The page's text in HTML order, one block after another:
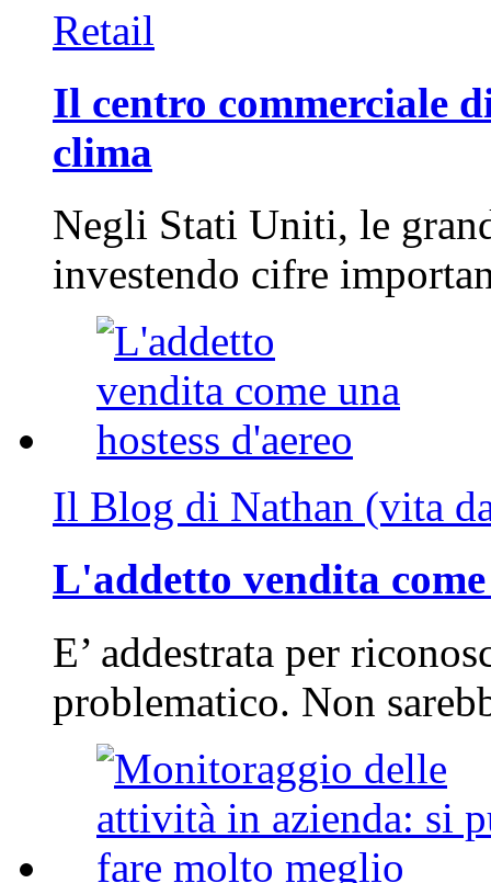
Retail
Il centro commerciale
clima
Negli Stati Uniti, le
investendo cifre
Il Blog di Nathan (vita
L'addetto vendita
E’ addestrata per
problematico. Non